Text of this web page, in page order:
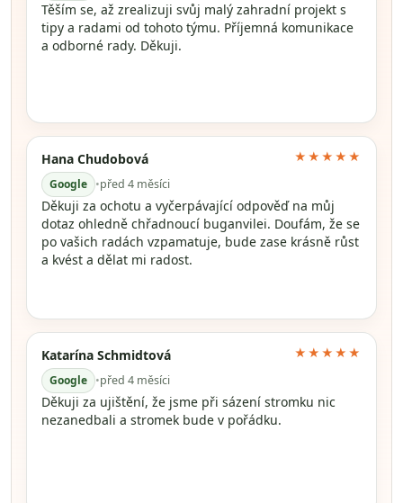
Těším se, až zrealizuji svůj malý zahradní projekt s
tipy a radami od tohoto týmu. Příjemná komunikace
a odborné rady. Děkuji.
Hana Chudobová
Google •před 4 měsíci
★★★★★
Děkuji za ochotu a vyčerpávající odpověď na můj
dotaz ohledně chřadnoucí buganvilei. Doufám, že se
po vašich radách vzpamatuje, bude zase krásně růst
a kvést a dělat mi radost.
Katarína Schmidtová
Google •před 4 měsíci
★★★★★
Děkuji za ujištění, že jsme při sázení stromku nic
nezanedbali a stromek bude v pořádku.